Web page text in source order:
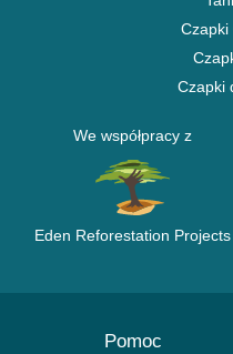
Czapki
Czapki
We współpracy z
Eden Reforestation Projects
Pomoc